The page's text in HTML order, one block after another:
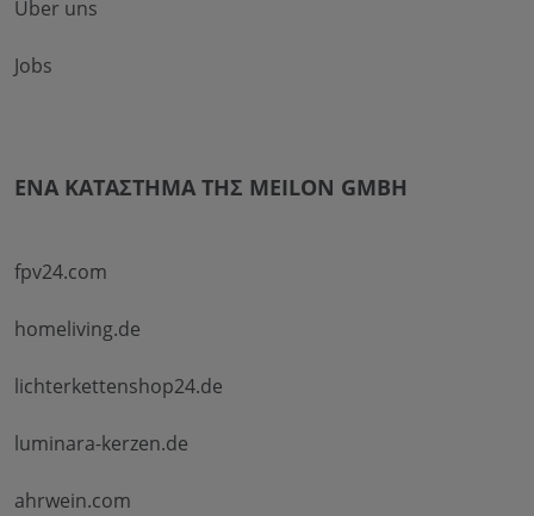
Über uns
Jobs
ΈΝΑ ΚΑΤΆΣΤΗΜΑ ΤΗΣ MEILON GMBH
fpv24.com
homeliving.de
lichterkettenshop24.de
luminara-kerzen.de
ahrwein.com